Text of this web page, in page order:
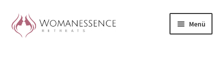
Zur
Navigation
Zum
Inhalt
Menü